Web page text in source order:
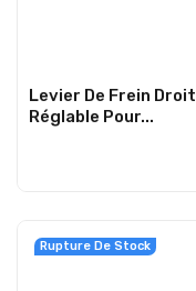
Levier De Frein Droit
Réglable Pour...
Rupture De Stock